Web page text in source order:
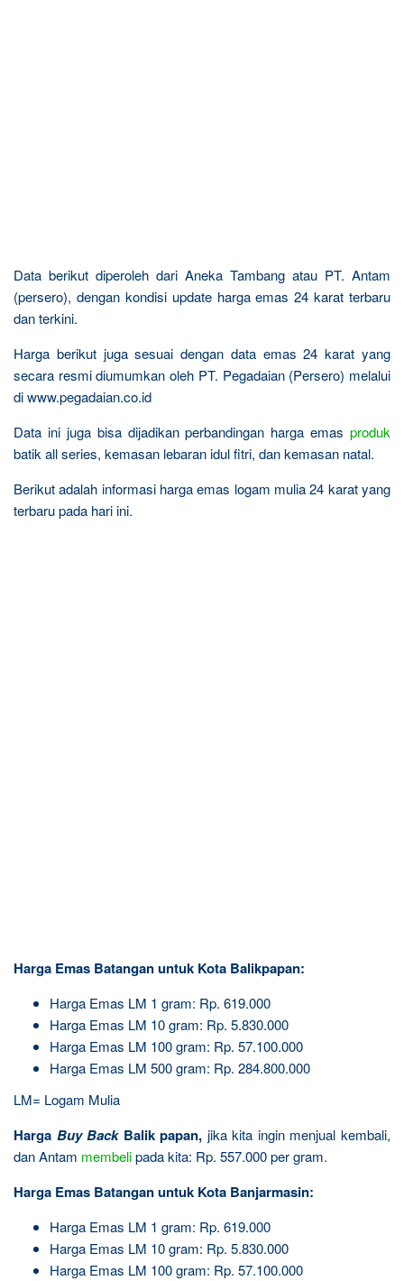
Data berikut diperoleh dari Aneka Tambang atau PT. Antam
(persero), dengan kondisi update harga emas 24 karat terbaru
dan terkini.
Harga berikut juga sesuai dengan data emas 24 karat yang
secara resmi diumumkan oleh PT. Pegadaian (Persero) melalui
di www.pegadaian.co.id
Data ini juga bisa dijadikan perbandingan harga emas produk
batik all series, kemasan lebaran idul fitri, dan kemasan natal.
Berikut adalah informasi harga emas logam mulia 24 karat yang
terbaru pada hari ini.
Harga Emas Batangan untuk Kota Balikpapan:
Harga Emas LM 1 gram: Rp. 619.000
Harga Emas LM 10 gram: Rp. 5.830.000
Harga Emas LM 100 gram: Rp. 57.100.000
Harga Emas LM 500 gram: Rp. 284.800.000
LM= Logam Mulia
Harga Buy Back Balik papan, jika kita ingin menjual kembali,
dan Antam membelipada kita: Rp. 557.000 per gram.
Harga Emas Batangan untuk Kota Banjarmasin:
Harga Emas LM 1 gram: Rp. 619.000
Harga Emas LM 10 gram: Rp. 5.830.000
Harga Emas LM 100 gram: Rp. 57.100.000